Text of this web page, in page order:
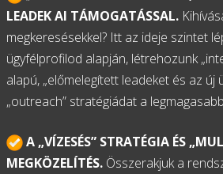
LEADEK AI TÁMOGATÁSSAL.
megkeresésekkel? Itt az ideje szintet
ügyfélprofilod alapján, létrehozunk
alapú, „előmelegített leadeket és az új
„outreach” stratégiádat a
A „VÍZESÉS” STRATÉGIA ÉS
MEGKÖZELÍTÉS. Összerakjuk a